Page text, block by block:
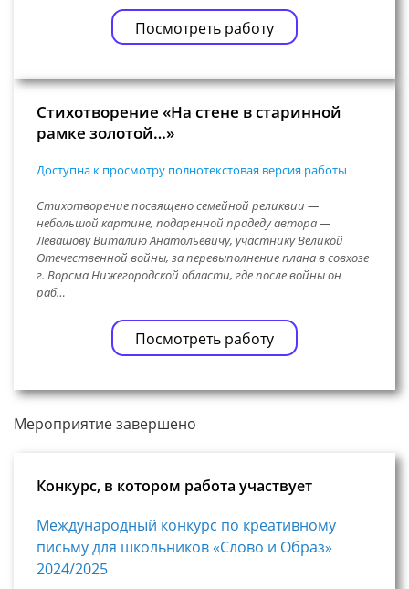
Посмотреть работу
Стихотворение «На стене в старинной
рамке золотой…»
Доступна к просмотру полнотекстовая версия работы
Стихотворение посвящено семейной реликвии —
небольшой картине, подаренной прадеду автора —
Левашову Виталию Анатольевичу, участнику Великой
Отечественной войны, за перевыполнение плана в совхозе
г. Ворсма Нижегородской области, где после войны он
раб…
Посмотреть работу
Мероприятие завершено
Конкурс, в котором работа участвует
Международный конкурс по креативному
письму для школьников «Слово и Образ»
2024/2025